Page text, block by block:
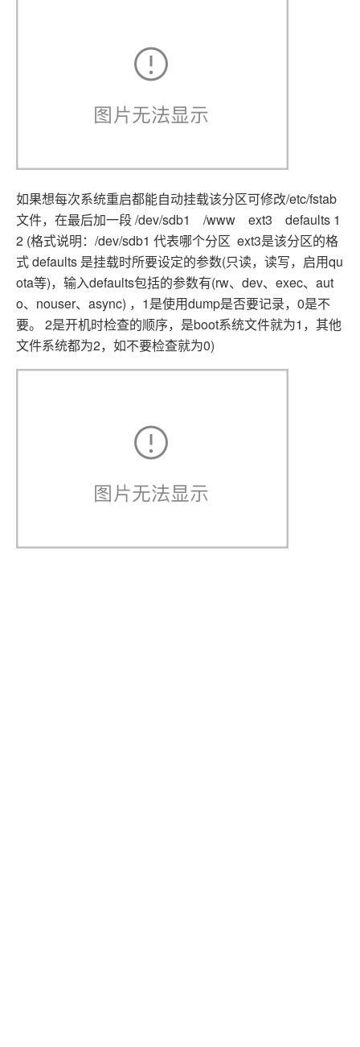
如果想每次系统重启都能自动挂载该分区可修改/etc/fstab
文件，在最后加一段 /dev/sdb1 /www ext3 defaults 1
2 (格式说明：/dev/sdb1 代表哪个分区 ext3是该分区的格
式 defaults 是挂载时所要设定的参数(只读，读写，启用qu
ota等)，输入defaults包括的参数有(rw、dev、exec、aut
o、nouser、async) ，1是使用dump是否要记录，0是不
要。 2是开机时检查的顺序，是boot系统文件就为1，其他
文件系统都为2，如不要检查就为0)